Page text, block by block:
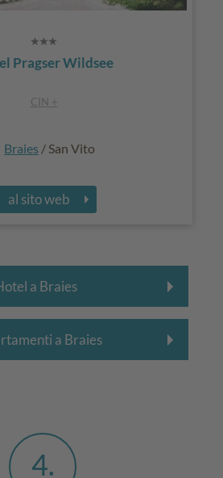
Pragser Wildsee
CIN +
Braies / San Vito
al sito web
a Braies
a Braies
4